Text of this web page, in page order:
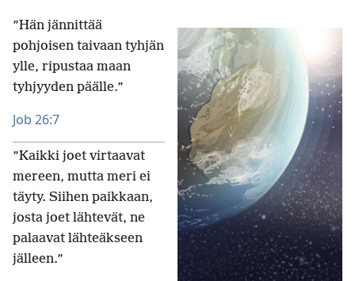
”Hän jännittää
pohjoisen taivaan tyhjän
ylle, ripustaa maan
tyhjyyden päälle.”
Job 26:7
”Kaikki joet virtaavat
mereen, mutta meri ei
täyty. Siihen paikkaan,
josta joet lähtevät, ne
palaavat lähteäkseen
jälleen.”